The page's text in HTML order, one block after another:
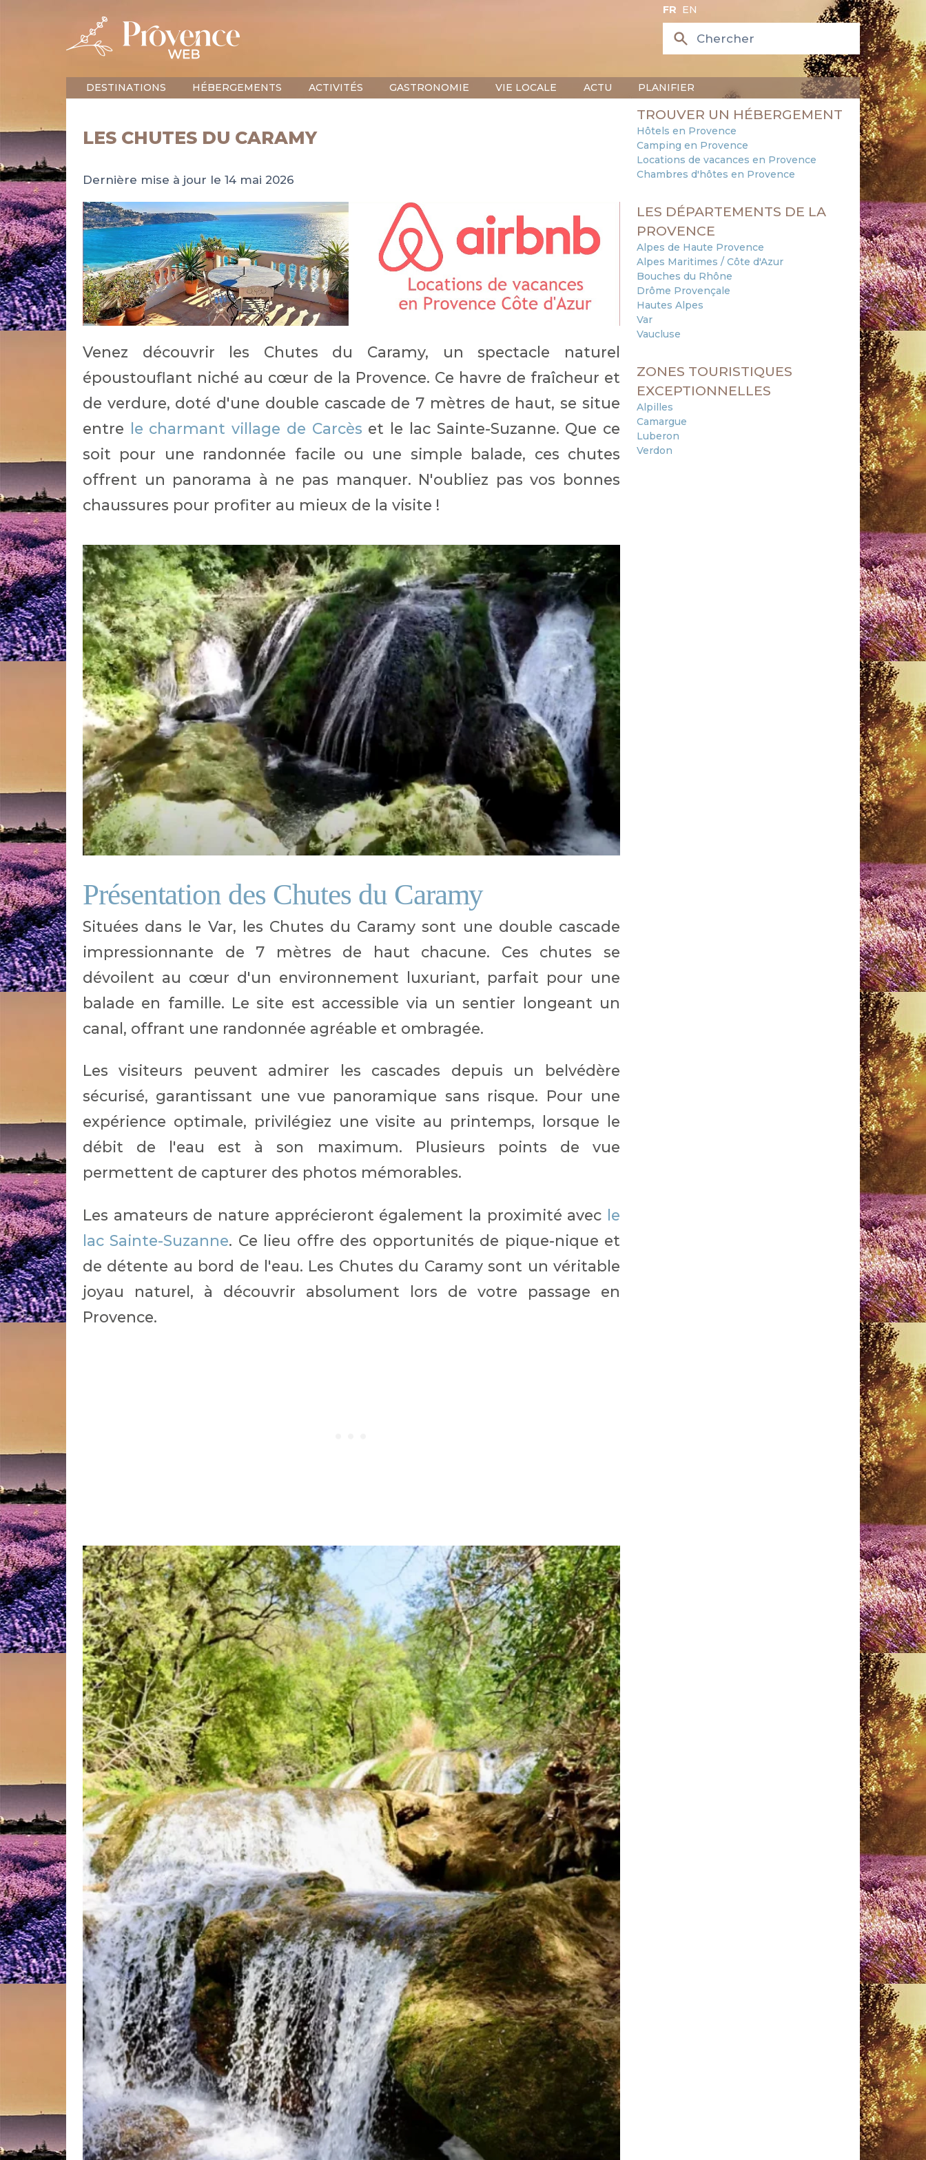
FR EN
DESTINATIONS HÉBERGEMENTS ACTIVITÉS GASTRONOMIE VIE LOCALE ACTU PLANIFIER
LES CHUTES DU CARAMY
Dernière mise à jour le 14 mai 2026
Venez découvrir les Chutes du Caramy, un spectacle naturel
époustouflant niché au cœur de la Provence. Ce havre de fraîcheur et
de verdure, doté d'une double cascade de 7 mètres de haut, se situe
entre
le charmant village de Carcès et le lac Sainte-Suzanne. Que ce
soit pour une randonnée facile ou une simple balade, ces chutes
offrent un panorama à ne pas manquer. N'oubliez pas vos bonnes
chaussures pour profiter au mieux de la visite !
Présentation des Chutes du Caramy
Situées dans le Var, les Chutes du Caramy sont une double cascade
impressionnante de 7 mètres de haut chacune. Ces chutes se
dévoilent au cœur d'un environnement luxuriant, parfait pour une
balade en famille. Le site est accessible via un sentier longeant un
canal, offrant une randonnée agréable et ombragée.
Les visiteurs peuvent admirer les cascades depuis un belvédère
sécurisé, garantissant une vue panoramique sans risque. Pour une
expérience optimale, privilégiez une visite au printemps, lorsque le
débit de l'eau est à son maximum. Plusieurs points de vue
permettent de capturer des photos mémorables.
Les amateurs de nature apprécieront également la proximité avec le
lac Sainte-Suzanne. Ce lieu offre des opportunités de pique-nique et
de détente au bord de l'eau. Les Chutes du Caramy sont un véritable
joyau naturel, à découvrir absolument lors de votre passage en
Provence.
TROUVER UN HÉBERGEMENT
Hôtels en Provence
Camping en Provence
Locations de vacances en Provence
Chambres d'hôtes en Provence
LES DÉPARTEMENTS DE LA
PROVENCE
Alpes de Haute Provence
Alpes Maritimes / Côte d'Azur
Bouches du Rhône
Drôme Provençale
Hautes Alpes
Var
Vaucluse
ZONES TOURISTIQUES
EXCEPTIONNELLES
Alpilles
Camargue
Luberon
Verdon